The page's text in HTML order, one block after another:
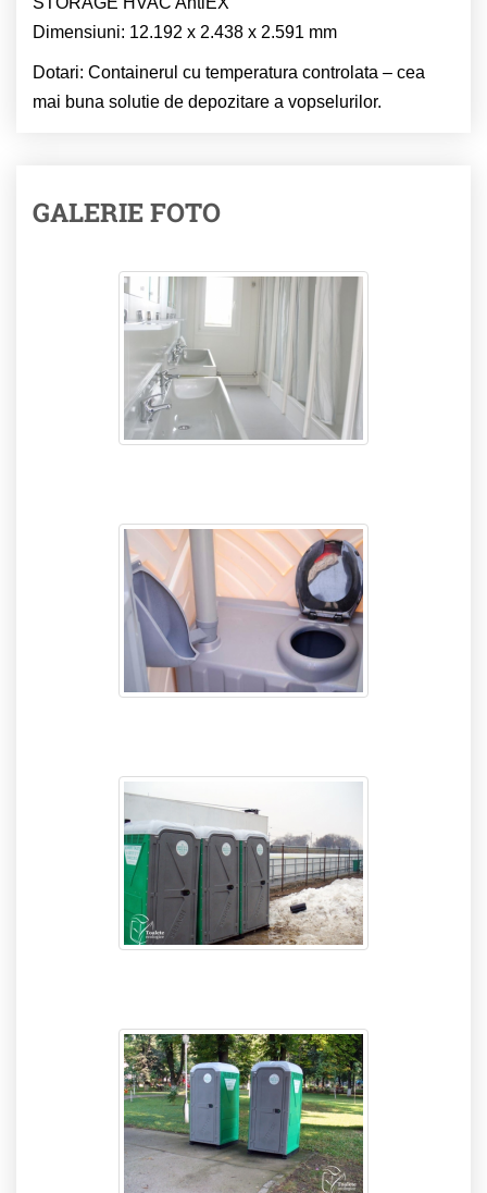
Dimensiuni: 12.192 x 2.438 x 2.591 mm
Dotari: Containerul cu temperatura controlata – cea
mai buna solutie de depozitare a vopselurilor.
GALERIE FOTO